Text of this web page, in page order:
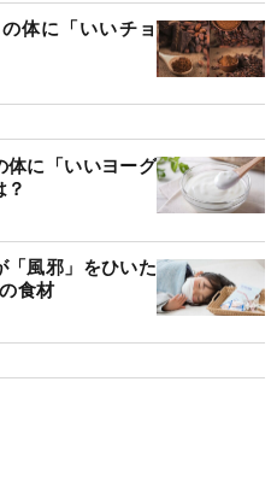
体に「いいチョ
体に「いいヨーグ
「風邪」をひいた
食材